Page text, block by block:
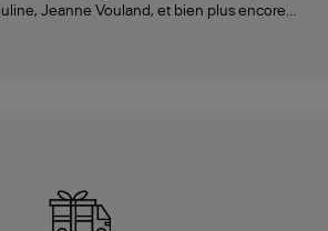
Jeanne Vouland, et bien plus encore…